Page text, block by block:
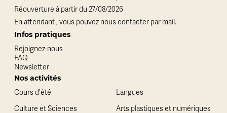
Réouverture à partir du 27/08/2026
En attendant , vous pouvez nous contacter par mail.
Infos pratiques
Rejoignez-nous
FAQ
Newsletter
Nos activités
Cours d'été
Langues
Culture et Sciences
Arts plastiques et numériques